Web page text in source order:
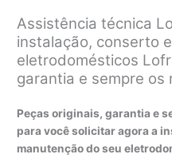
Assistência técnica
instalação, conserto
eletrodomésticos
garantia e sempre os
Peças originais, garantia e
para você solicitar agora a
manutenção do seu